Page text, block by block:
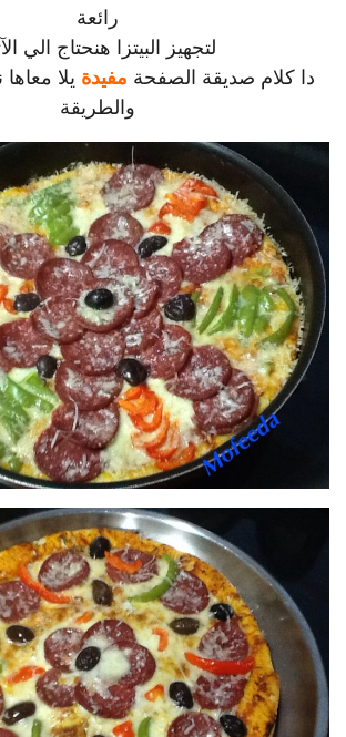
رائعة
لتجهيز البيتزا هنحتاج الي
دا كلام صديقة الصفحة مفيدة يلا
والطريقة